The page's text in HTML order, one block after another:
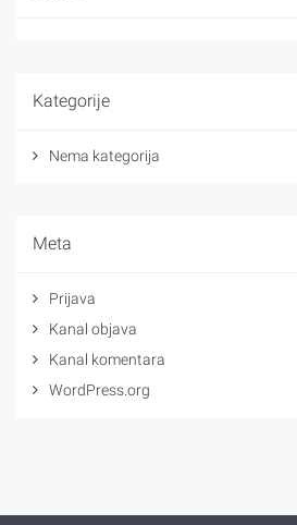
Kategorije
Nema kategorija
Meta
Prijava
Kanal objava
Kanal komentara
WordPress.org